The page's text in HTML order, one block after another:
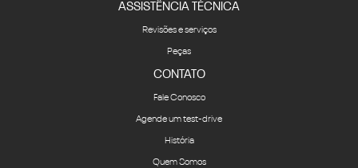
ASSISTÊNCIA TÉCNICA
Revisões e serviços
Peças
CONTATO
Fale Conosco
Agende um test-drive
História
Quem Somos